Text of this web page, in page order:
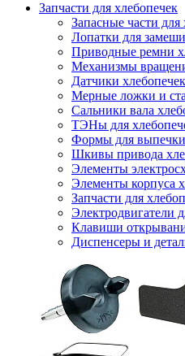
Запчасти для хлебопечек
Запасные части
Лопатки для
Приводные ремни
Механизмы
Датчики хлебопечек
Мерные ложки и
Сальники вала
ТЭНы для
Формы для выпечки
Шкивы привода
Элементы
Элементы корпуса
Запчасти для
Электродвигатели
Клавиши
Диспенсеры и